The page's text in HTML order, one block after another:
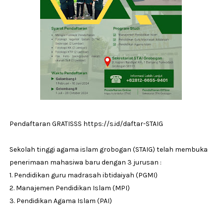
Pendaftaran GRATISSS https://s.id/daftar-STAIG
Sekolah tinggi agama islam grobogan (STAIG) telah membuka
penerimaan mahasiwa baru dengan 3 jurusan :
1. Pendidikan guru madrasah ibtidaiyah (PGMI)
2. Manajemen Pendidikan Islam (MPI)
3. Pendidikan Agama Islam (PAI)